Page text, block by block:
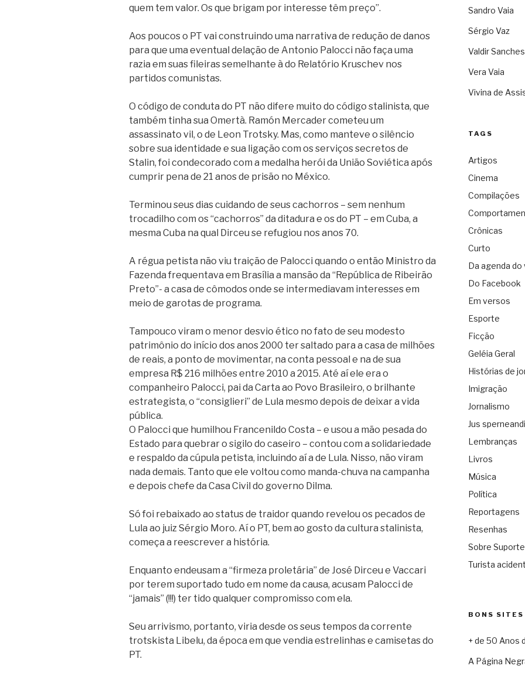
quem tem valor. Os que brigam por interesse têm preço”.
Aos poucos o PT vai construindo uma narrativa de redução de danos
para que uma eventual delação de Antonio Palocci não faça uma
razia em suas fileiras semelhante à do Relatório Kruschev nos
partidos comunistas.
O código de conduta do PT não difere muito do código stalinista, que
também tinha sua Omertà. Ramón Mercader cometeu um
assassinato vil, o de Leon Trotsky. Mas, como manteve o silêncio
sobre sua identidade e sua ligação com os serviços secretos de
Stalin, foi condecorado com a medalha herói da União Soviética após
cumprir pena de 21 anos de prisão no México.
Terminou seus dias cuidando de seus cachorros – sem nenhum
trocadilho com os “cachorros” da ditadura e os do PT – em Cuba, a
mesma Cuba na qual Dirceu se refugiou nos anos 70.
A régua petista não viu traição de Palocci quando o então Ministro da
Fazenda frequentava em Brasília a mansão da “República de Ribeirão
Preto”- a casa de cômodos onde se intermediavam interesses em
meio de garotas de programa.
Tampouco viram o menor desvio ético no fato de seu modesto
patrimônio do início dos anos 2000 ter saltado para a casa de milhões
de reais, a ponto de movimentar, na conta pessoal e na de sua
empresa R$ 216 milhões entre 2010 a 2015. Até aí ele era o
companheiro Palocci, pai da Carta ao Povo Brasileiro, o brilhante
estrategista, o “consiglieri” de Lula mesmo depois de deixar a vida
pública.
O Palocci que humilhou Francenildo Costa – e usou a mão pesada do
Estado para quebrar o sigilo do caseiro – contou com a solidariedade
e respaldo da cúpula petista, incluindo aí a de Lula. Nisso, não viram
nada demais. Tanto que ele voltou como manda-chuva na campanha
e depois chefe da Casa Civil do governo Dilma.
Só foi rebaixado ao status de traidor quando revelou os pecados de
Lula ao juiz Sérgio Moro. Aí o PT, bem ao gosto da cultura stalinista,
começa a reescrever a história.
Enquanto endeusam a “firmeza proletária” de José Dirceu e Vaccari
por terem suportado tudo em nome da causa, acusam Palocci de
“jamais” (!!!) ter tido qualquer compromisso com ela.
Seu arrivismo, portanto, viria desde os seus tempos da corrente
trotskista Libelu, da época em que vendia estrelinhas e camisetas do
PT.
Sandro Vaia
Sérgio Vaz
Valdir Sanches
Vera Vaia
Vivina de
TAGS
Artigos
Cinema
Compilações
Crônicas
Curto
Da agenda do
Do Facebook
Em versos
Esporte
Ficção
Geléia Geral
Histórias de
Imigração
Jornalismo
Jus sperneandi
Lembranças
Livros
Música
Política
Reportagens
Resenhas
Sobre
Turista
BONS SITES
+ de 50 Anos
A Página